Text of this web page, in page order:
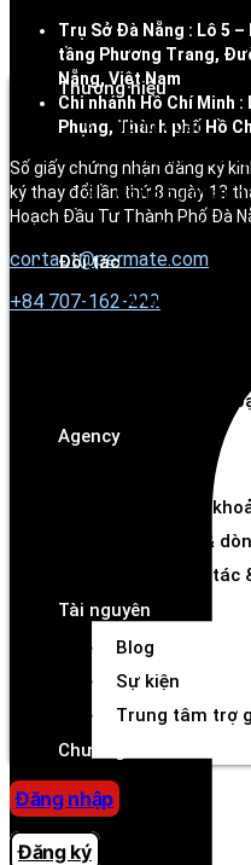
Menu
Thương hiệu
Tổng quan
Tìm kiếm đối
Công cụ phân
Thanh toán chủ
Đối tác
Tổng quan
Rút tiền linh
Agency
Quản lý tài
Hiệu suất &
Cơ hội hợp tác
Tài nguyên
Blog
Sự kiện
Trung tâm trợ
Chương Trình Creator
Đăng nhập
Đăng ký
Trụ Sở Đà Nẵng : Lô 5
tầng Phương Trang,
Nẵng, Việt Nam
Chi nhánh Hồ Chí Minh
Phụng, Thành phố Hồ
Số giấy chứng nhận đăng ký
ký thay đổi lần thứ 8 ngày 13
Hoạch Đầu Tư Thành Phố Đà
contact@permate.com
+84 707-162-222